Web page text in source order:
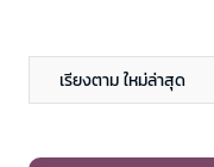
เรียงตาม ใหม่ล่าสุด